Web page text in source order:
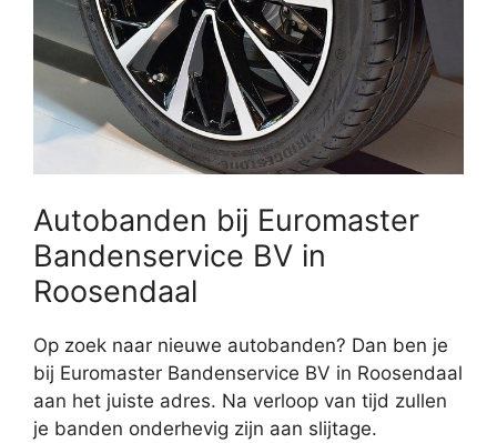
Autobanden bij Euromaster
Bandenservice BV in
Roosendaal
Op zoek naar nieuwe autobanden? Dan ben je
bij Euromaster Bandenservice BV in Roosendaal
aan het juiste adres. Na verloop van tijd zullen
je banden onderhevig zijn aan slijtage.